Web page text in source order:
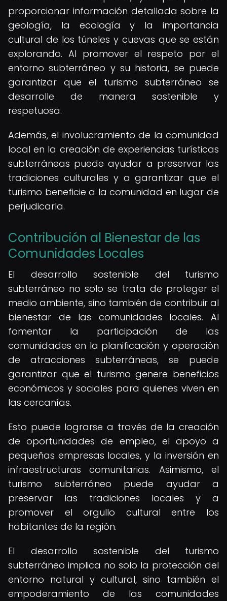
proporcionar información detallada sobre la
geología, la ecología y la importancia
cultural de los túneles y cuevas que se están
explorando. Al promover el respeto por el
entorno subterráneo y su historia, se puede
garantizar que el turismo subterráneo se
desarrolle de manera sostenible y
respetuosa.
Además, el involucramiento de la comunidad
local en la creación de experiencias turísticas
subterráneas puede ayudar a preservar las
tradiciones culturales y a garantizar que el
turismo beneficie a la comunidad en lugar de
perjudicarla.
Contribución al Bienestar de las
Comunidades Locales
El desarrollo sostenible del turismo
subterráneo no solo se trata de proteger el
medio ambiente, sino también de contribuir al
bienestar de las comunidades locales. Al
fomentar la participación de las
comunidades en la planificación y operación
de atracciones subterráneas, se puede
garantizar que el turismo genere beneficios
económicos y sociales para quienes viven en
las cercanías.
Esto puede lograrse a través de la creación
de oportunidades de empleo, el apoyo a
pequeñas empresas locales, y la inversión en
infraestructuras comunitarias. Asimismo, el
turismo subterráneo puede ayudar a
preservar las tradiciones locales y a
promover el orgullo cultural entre los
habitantes de la región.
El desarrollo sostenible del turismo
subterráneo implica no solo la protección del
entorno natural y cultural, sino también el
empoderamiento de las comunidades